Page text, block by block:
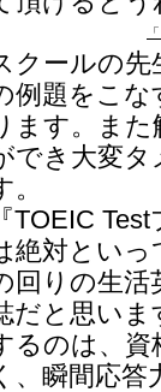
クールの
例題をこな
ます。ま
でき大変
。
『TOEIC
絶対とい
回りの生活
だと思いま
るのは、資
、瞬間応